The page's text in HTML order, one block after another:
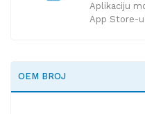
Aplikaciju
App Store-
OEM BROJ